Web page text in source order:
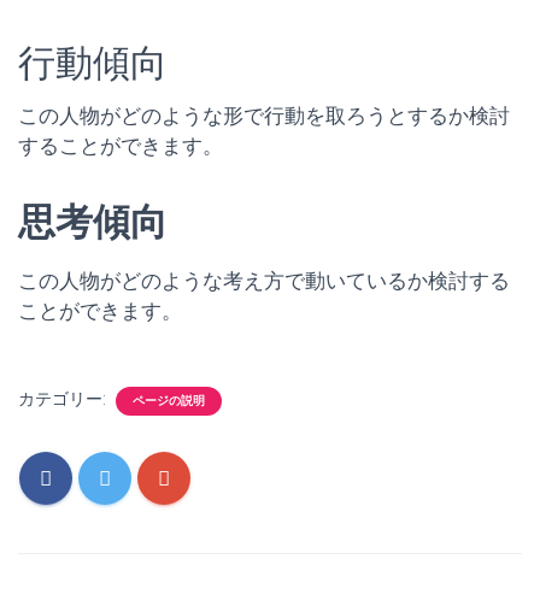
行動傾向
この人物がどのような形で行動を取ろうとするか検討
することができます。
思考傾向
この人物がどのような考え方で動いているか検討する
ことができます。
カテゴリー: ページの説明